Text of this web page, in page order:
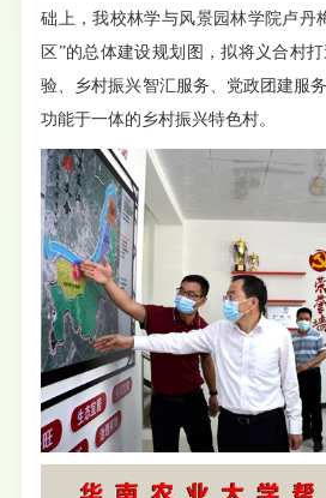
础上，我校林学与风景园林学院卢丹
区”的总体建设规划图，拟将义合村
验、乡村振兴智汇服务、党政团建服
功能于一体的乡村振兴特色村。